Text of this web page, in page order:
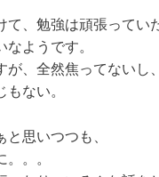
て、勉強は頑張ってい
ようです。
、全然焦ってないし、
ない。
思いつつも、
。。